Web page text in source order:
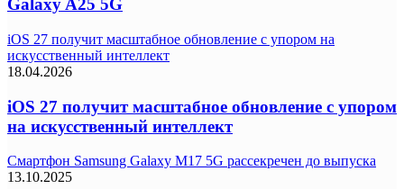
Galaxy A25 5G
iOS 27 получит масштабное обновление с упором на
искусственный интеллект
18.04.2026
iOS 27 получит масштабное обновление с упором
на искусственный интеллект
Смартфон Samsung Galaxy M17 5G рассекречен до выпуска
13.10.2025